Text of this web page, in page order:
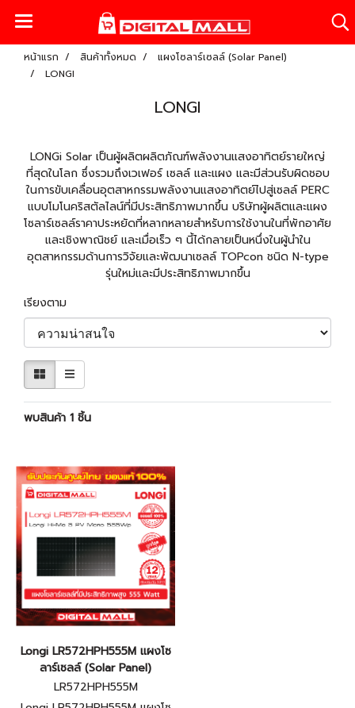
หน้าแรก สินค้าทั้งหมด
แผงโซลาร์เซลล์ (Solar Panel)
LONGI
LONGI
LONGi Solar เป็นผู้ผลิตผลิตภัณฑ์พลังงานแสงอาทิตย์รายใหญ่
ที่สุดในโลก ซึ่งรวมถึงเวเฟอร์ เซลล์ และแผง และมีส่วนรับผิดชอบ
ในการขับเคลื่อนอุตสาหกรรมพลังงานแสงอาทิตย์ไปสู่เซลล์ PERC
แบบโมโนคริสตัลไลน์ที่มีประสิทธิภาพมากขึ้น บริษัทผู้ผลิตและแผง
โซลาร์เซลล์ราคาประหยัดที่หลากหลายสำหรับการใช้งานในที่พักอาศัย
และเชิงพาณิชย์ และเมื่อเร็ว ๆ นี้ได้กลายเป็นหนึ่งในผู้นำใน
อุตสาหกรรมด้านการวิจัยและพัฒนาเซลล์ TOPcon ชนิด N-type
รุ่นใหม่และมีประสิทธิภาพมากขึ้น
เรียงตาม
พบสินค้า 1 ชิ้น
Longi LR572HPH555M แผงโซ
ลาร์เซลล์ (Solar Panel)
LR572HPH555M